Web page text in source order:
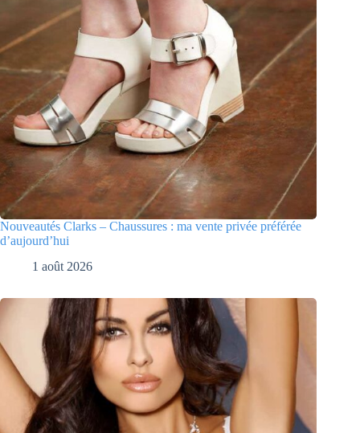
Nouveautés Clarks – Chaussures : ma vente privée préférée
d’aujourd’hui
1 août 2026